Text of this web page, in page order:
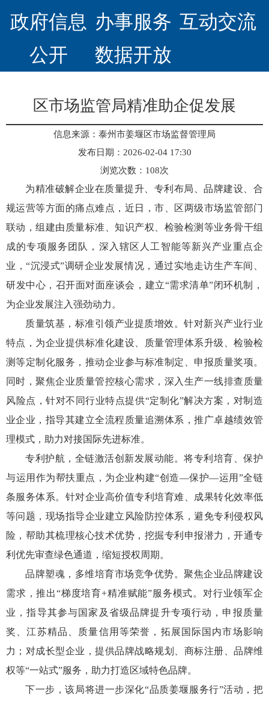
政府信息
公开
办事服务 互动交流
数据开放
区市场监管局精准助企促发展
信息来源：泰州市姜堰区市场监督管理局
发布日期：2026-02-04 17:30
浏览次数： 108次
为精准破解企业在质量提升、专利布局、品牌建设、合
规运营等方面的痛点难点，近日，市、区两级市场监管部门
联动，组建由质量标准、知识产权、检验检测等业务骨干组
成的专项服务团队，深入辖区人工智能等新兴产业重点企
业，“沉浸式”调研企业发展情况，通过实地走访生产车间、
研发中心，召开面对面座谈会，建立“需求清单”闭环机制，
为企业发展注入强劲动力。
质量筑基，标准引领产业提质增效。针对新兴产业行业
特点，为企业提供标准化建设、质量管理体系升级、检验检
测等定制化服务，推动企业参与标准制定、申报质量奖项。
同时，聚焦企业质量管控核心需求，深入生产一线排查质量
风险点，针对不同行业特点提供“定制化”解决方案，对制造
业企业，指导其建立全流程质量追溯体系，推广卓越绩效管
理模式，助力对接国际先进标准。
专利护航，全链激活创新发展动能。将专利培育、保护
与运用作为帮扶重点，为企业构建“创造—保护—运用”全链
条服务体系。针对企业高价值专利培育难、成果转化效率低
等问题，现场指导企业建立风险防控体系，避免专利侵权风
险，帮助其梳理核心技术优势，挖掘专利申报潜力，开通专
利优先审查绿色通道，缩短授权周期。
品牌塑魂，多维培育市场竞争优势。聚焦企业品牌建设
需求，推出“梯度培育+精准赋能”服务模式。对行业领军企
业，指导其参与国家及省级品牌提升专项行动，申报质量
奖、江苏精品、质量信用等荣誉，拓展国际国内市场影响
力；对成长型企业，提供品牌战略规划、商标注册、品牌维
权等“一站式”服务，助力打造区域特色品牌。
下一步，该局将进一步深化“品质姜堰服务行”活动，把